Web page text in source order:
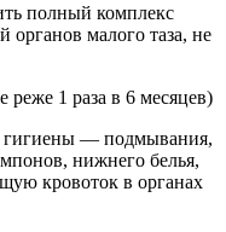
полный комплекс
органов малого таза, не
реже 1 раза в 6 месяцев)
гигиены — подмывания,
нижнего белья,
кровоток в органах